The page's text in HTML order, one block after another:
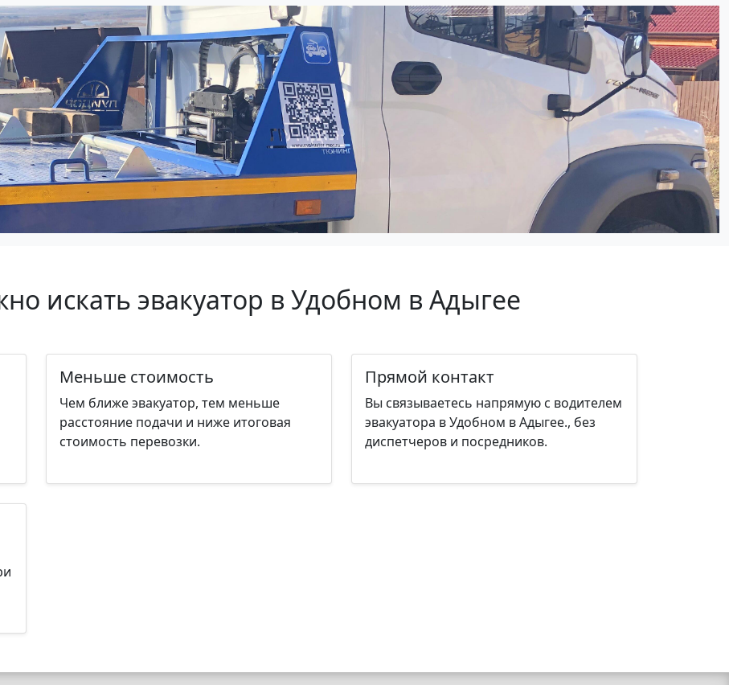
искать эвакуатор в Удобном в Адыгее
Меньше стоимость
Чем ближе эвакуатор, тем меньше
расстояние подачи и ниже итоговая
стоимость перевозки.
Прямой контакт
Вы связываетесь напрямую с водителем
эвакуатора в Удобном в Адыгее., без
диспетчеров и посредников.